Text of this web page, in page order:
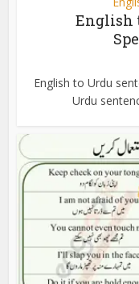
English
English to Urdu
Urdu